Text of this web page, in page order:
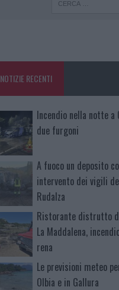
NOTIZIE RECENTI
Incendio nella notte a
due furgoni
A fuoco un deposito
intervento dei vigili
Rudalza
Ristorante distrutto
La Maddalena,
rena
Le previsioni meteo
Olbia e in Gallura